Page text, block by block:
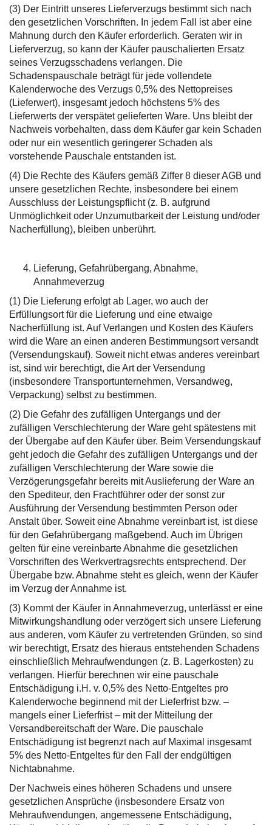
(3) Der Eintritt unseres Lieferverzugs bestimmt sich nach
den gesetzlichen Vorschriften. In jedem Fall ist aber eine
Mahnung durch den Käufer erforderlich. Geraten wir in
Lieferverzug, so kann der Käufer pauschalierten Ersatz
seines Verzugsschadens verlangen. Die
Schadenspauschale beträgt für jede vollendete
Kalenderwoche des Verzugs 0,5% des Nettopreises
(Lieferwert), insgesamt jedoch höchstens 5% des
Lieferwerts der verspätet gelieferten Ware. Uns bleibt der
Nachweis vorbehalten, dass dem Käufer gar kein Schaden
oder nur ein wesentlich geringerer Schaden als
vorstehende Pauschale entstanden ist.
(4) Die Rechte des Käufers gemäß Ziffer 8 dieser AGB und
unsere gesetzlichen Rechte, insbesondere bei einem
Ausschluss der Leistungspflicht (z. B. aufgrund
Unmöglichkeit oder Unzumutbarkeit der Leistung und/oder
Nacherfüllung), bleiben unberührt.
Lieferung, Gefahrübergang, Abnahme,
Annahmeverzug
(1) Die Lieferung erfolgt ab Lager, wo auch der
Erfüllungsort für die Lieferung und eine etwaige
Nacherfüllung ist. Auf Verlangen und Kosten des Käufers
wird die Ware an einen anderen Bestimmungsort versandt
(Versendungskauf). Soweit nicht etwas anderes vereinbart
ist, sind wir berechtigt, die Art der Versendung
(insbesondere Transportunternehmen, Versandweg,
Verpackung) selbst zu bestimmen.
(2) Die Gefahr des zufälligen Untergangs und der
zufälligen Verschlechterung der Ware geht spätestens mit
der Übergabe auf den Käufer über. Beim Versendungskauf
geht jedoch die Gefahr des zufälligen Untergangs und der
zufälligen Verschlechterung der Ware sowie die
Verzögerungsgefahr bereits mit Auslieferung der Ware an
den Spediteur, den Frachtführer oder der sonst zur
Ausführung der Versendung bestimmten Person oder
Anstalt über. Soweit eine Abnahme vereinbart ist, ist diese
für den Gefahrübergang maßgebend. Auch im Übrigen
gelten für eine vereinbarte Abnahme die gesetzlichen
Vorschriften des Werkvertragsrechts entsprechend. Der
Übergabe bzw. Abnahme steht es gleich, wenn der Käufer
im Verzug der Annahme ist.
(3) Kommt der Käufer in Annahmeverzug, unterlässt er eine
Mitwirkungshandlung oder verzögert sich unsere Lieferung
aus anderen, vom Käufer zu vertretenden Gründen, so sind
wir berechtigt, Ersatz des hieraus entstehenden Schadens
einschließlich Mehraufwendungen (z. B. Lagerkosten) zu
verlangen. Hierfür berechnen wir eine pauschale
Entschädigung i.H. v. 0,5% des Netto-Entgeltes pro
Kalenderwoche beginnend mit der Lieferfrist bzw. –
mangels einer Lieferfrist – mit der Mitteilung der
Versandbereitschaft der Ware. Die pauschale
Entschädigung ist begrenzt nach auf Maximal insgesamt
5% des Netto-Entgeltes für den Fall der endgültigen
Nichtabnahme.
Der Nachweis eines höheren Schadens und unsere
gesetzlichen Ansprüche (insbesondere Ersatz von
Mehraufwendungen, angemessene Entschädigung,